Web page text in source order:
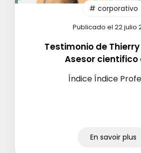
# corporativo
Publicado el 22 julio
Testimonio de
Asesor cientifico
Índice Índice
En savoir plus